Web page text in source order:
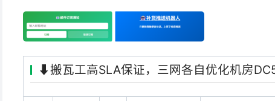
⬇️搬瓦工高SLA保证，三网各自优化机房